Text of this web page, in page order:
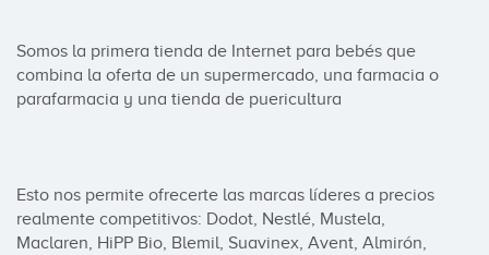
Somos la primera tienda de Internet para bebés que
combina la oferta de un supermercado, una farmacia o
parafarmacia y una tienda de puericultura
Esto nos permite ofrecerte las marcas líderes a precios
realmente competitivos: Dodot, Nestlé, Mustela,
Maclaren, HiPP Bio, Blemil, Suavinex, Avent, Almirón,